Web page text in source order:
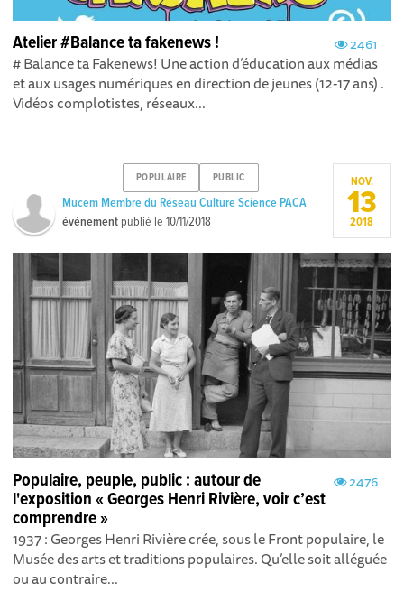
2461
Atelier #Balance ta fakenews !
# Balance ta Fakenews! Une action d’éducation aux médias
et aux usages numériques en direction de jeunes (12-17 ans) .
Vidéos complotistes, réseaux...
POPULAIRE PUBLIC
Mucem Membre du Réseau Culture Science PACA
événement publié le10/11/2018
NOV.
13
2018
2476
Populaire, peuple, public : autour de
l'exposition « Georges Henri Rivière, voir c’est
comprendre »
1937 : Georges Henri Rivière crée, sous le Front populaire, le
Musée des arts et traditions populaires. Qu’elle soit alléguée
ou au contraire...